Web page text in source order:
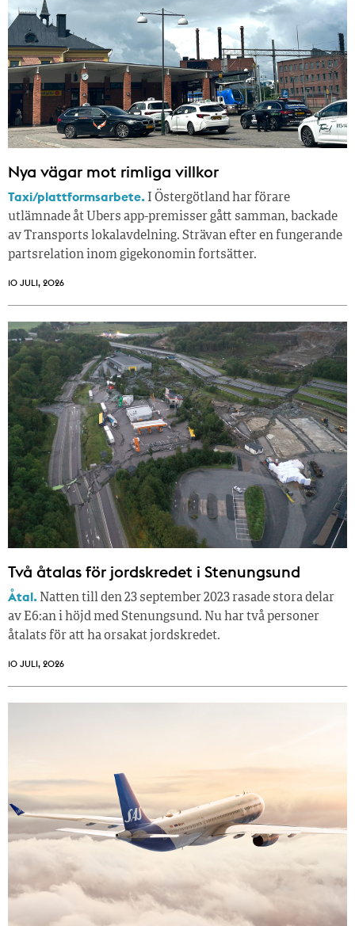
Nya vägar mot rimliga villkor
Taxi/plattformsarbete. I Östergötland har förare
utlämnade åt Ubers app-premisser gått samman, backade
av Transports lokalavdelning. Strävan efter en fungerande
partsrelation inom gigekonomin fortsätter.
10 JULI, 2026
Två åtalas för jordskredet i Stenungsund
Åtal. Natten till den 23 september 2023 rasade stora delar
av E6:an i höjd med Stenungsund. Nu har två personer
åtalats för att ha orsakat jordskredet.
10 JULI, 2026